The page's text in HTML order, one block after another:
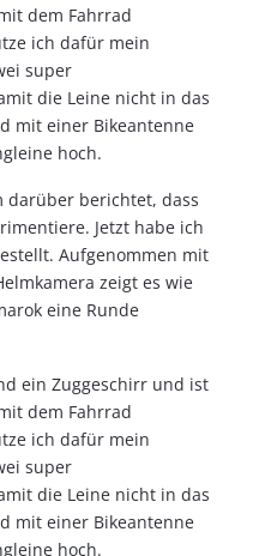
dem Fahrrad
ich dafür mein
super
die Leine nicht in das
mit einer Bikeantenne
hoch.
darüber berichtet, dass
Jetzt habe ich
Aufgenommen mit
zeigt es wie
eine Runde
ein Zuggeschirr und ist
dem Fahrrad
ich dafür mein
super
die Leine nicht in das
mit einer Bikeantenne
hoch.